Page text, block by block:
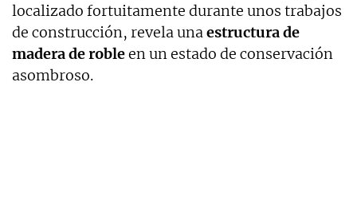
localizado fortuitamente durante unos trabajos
de construcción, revela unaestructura de
madera de robleen un estado de conservación
asombroso.